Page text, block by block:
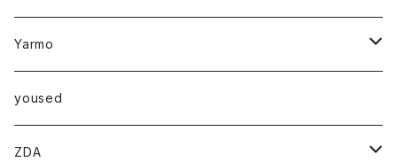
スカート
トップス
ベスト
トップス
Ｔシャツ
Yarmo
アウター
コート
小物
yoused
ZDA